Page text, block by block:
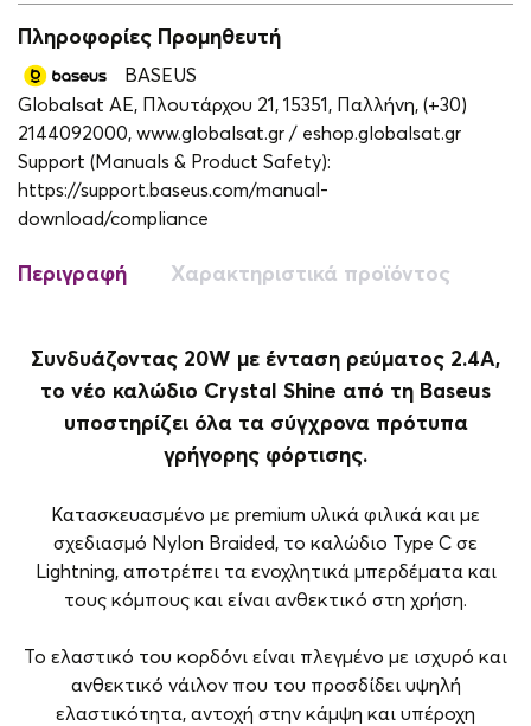
Πληροφορίες Προμηθευτή
BASEUS
Globalsat ΑΕ, Πλουτάρχου 21, 15351, Παλλήνη, (+30)
2144092000, www.globalsat.gr / eshop.globalsat.gr
Support (Manuals & Product Safety):
https://support.baseus.com/manual-
download/compliance
Περιγραφή Χαρακτηριστικά προϊόντος
Συνδυάζοντας 20W με ένταση ρεύματος 2.4A,
το νέο καλώδιο Crystal Shine από τη Baseus
υποστηρίζει όλα τα σύγχρονα πρότυπα
γρήγορης φόρτισης.
Κατασκευασμένο με premium υλικά φιλικά και με
σχεδιασμό Nylon Braided, το καλώδιο Type C σε
Lightning, αποτρέπει τα ενοχλητικά μπερδέματα και
τους κόμπους και είναι ανθεκτικό στη χρήση.
Το ελαστικό του κορδόνι είναι πλεγμένο με ισχυρό και
ανθεκτικό νάιλον που του προσδίδει υψηλή
ελαστικότητα, αντοχή στην κάμψη και υπέροχη